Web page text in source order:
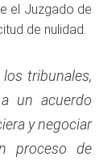
el Juzgado de
de nulidad.
tribunales,
un acuerdo
y negociar
proceso de